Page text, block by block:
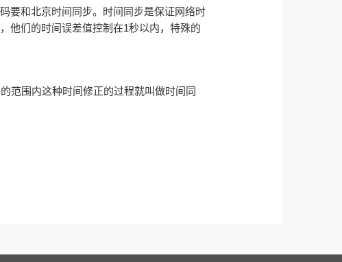
要和北京时间同步。时间同步是保证网络时
他们的时间误差值控制在1秒以内，特殊的
范围内这种时间修正的过程就叫做时间同